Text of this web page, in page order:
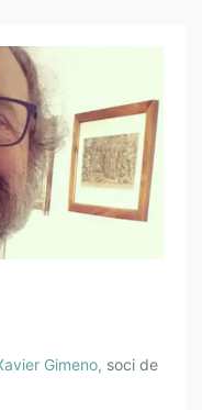
Gimeno, soci de